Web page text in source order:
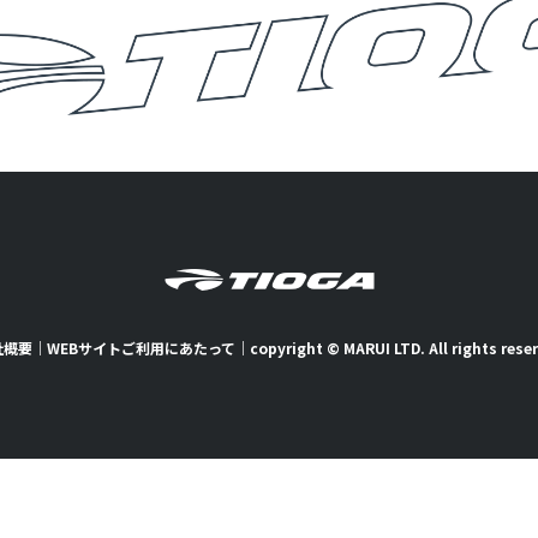
要｜ WEBサイトご利用にあたって ｜ copyright © MARUI LTD. All rights